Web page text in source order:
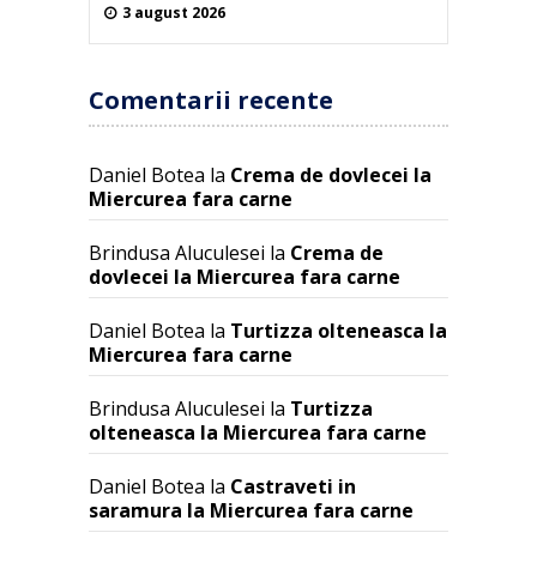
3 august 2026
Comentarii recente
Daniel Botea la Crema de dovlecei la
Miercurea fara carne
Brindusa Aluculesei la Crema de
dovlecei la Miercurea fara carne
Daniel Botea la Turtizza olteneasca la
Miercurea fara carne
Brindusa Aluculesei la Turtizza
olteneasca la Miercurea fara carne
Daniel Botea la Castraveti in
saramura la Miercurea fara carne